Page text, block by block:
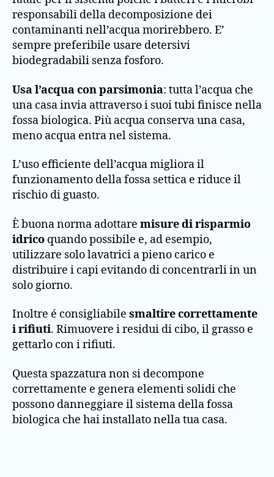
responsabili della decomposizione dei
contaminanti nell’acqua morirebbero. E’
sempre preferibile usare detersivi
biodegradabili senza fosforo.
Usa l’acqua con parsimonia: tutta l’acqua che
una casa invia attraverso i suoi tubi finisce nella
fossa biologica. Più acqua conserva una casa,
meno acqua entra nel sistema.
L’uso efficiente dell’acqua migliora il
funzionamento della fossa settica e riduce il
rischio di guasto.
È buona norma adottare misure di risparmio
idrico quando possibile e, ad esempio,
utilizzare solo lavatrici a pieno carico e
distribuire i capi evitando di concentrarli in un
solo giorno.
Inoltre é consigliabile smaltire correttamente
i rifiuti. Rimuovere i residui di cibo, il grasso e
gettarlo con i rifiuti.
Questa spazzatura non si decompone
correttamente e genera elementi solidi che
possono danneggiare il sistema della fossa
biologica che hai installato nella tua casa.